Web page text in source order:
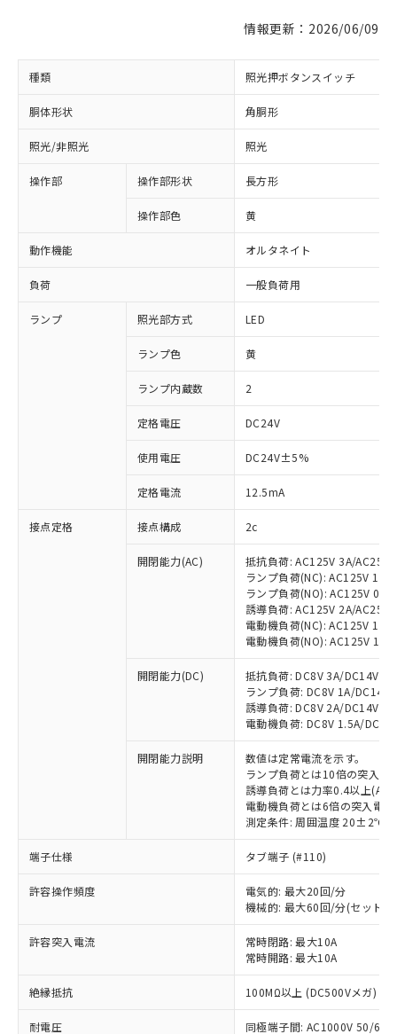
情報更新：2026/06/09
種類 照光押ボタンスイッチ
胴体形状 角胴形
照光/非照光 照光
操作部 操作部形状 長方形
操作部色 黄
動作機能 オルタネイト
負荷 一般負荷用
ランプ 照光部方式 LED
ランプ色 黄
ランプ内蔵数 2
定格電圧 DC24V
使用電圧 DC24V±5%
定格電流 12.5mA
接点定格 接点構成 2c
開閉能力(AC)
抵抗負荷: AC125V 3A/
ランプ負荷(NC): AC125V 1A/
ランプ負荷(NO): AC125V
誘導負荷: AC125V 2A/
電動機負荷(NC): AC125V
電動機負荷(NO): AC125V 1A/
開閉能力(DC)
抵抗負荷: DC8V 3A/DC14V
ランプ負荷: DC8V 1A/
誘導負荷: DC8V 2A/DC14V
電動機負荷: DC8V 1.5A/
開閉能力説明
数値は定常電流を示す。
ランプ負荷とは10倍の突入電
誘導負荷とは力率0.4以上
電動機負荷とは6倍の突入電
測定条件: 周囲温度 20±2℃
端子仕様 タブ端子 (#110)
許容操作頻度
電気的: 最大20回/分
機械的: 最大60回/分(セット
許容突入電流
常時閉路: 最大10A
常時開路: 最大10A
絶縁抵抗 100MΩ以上 (DC500Vメガ)
耐電圧 同極端子間: AC1000V 50/
以下の条件をお読みいただき、同意のうえ
本サービスは、当社制御機器事業取扱
対応済み：EU RoHS指令（10物質）の
非含有に対応した製品が提供可能な商品で
対応予定：EU RoHS指令（10物質）の非含
有に対応した製品に切り替える予定のある
対応予定なし：EU RoHS指令（10物質）の
非含有に非対応の商品で、対応品を出す予
定はありません。
調査・確認中：EU RoHS指令（10物質）の
非含有の対応状況を調査中または確認中の